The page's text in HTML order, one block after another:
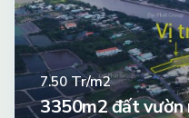
7.50Tr/m2
3350m2 đất